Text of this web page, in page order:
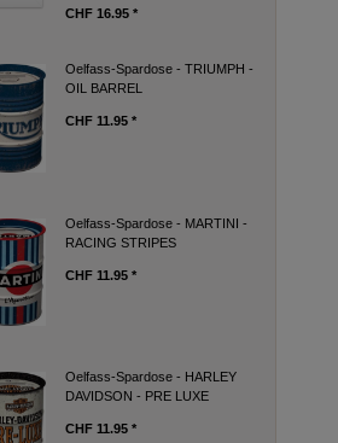
CHF 16.95 *
Oelfass-Spardose - TRIUMPH -
OIL BARREL
CHF 11.95 *
Oelfass-Spardose - MARTINI -
RACING STRIPES
CHF 11.95 *
Oelfass-Spardose - HARLEY
DAVIDSON - PRE LUXE
CHF 11.95 *